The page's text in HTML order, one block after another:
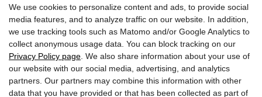
We use cookies to personalize content and ads, to provide social
media features, and to analyze traffic on our website. In addition,
we use tracking tools such as Matomo and/or Google Analytics to
collect anonymous usage data. You can block tracking on our
Privacy Policy page . We also share information about your use of
our website with our social media, advertising, and analytics
partners. Our partners may combine this information with other
data that you have provided or that has been collected as part of
Iscriviti ora alla newsletter